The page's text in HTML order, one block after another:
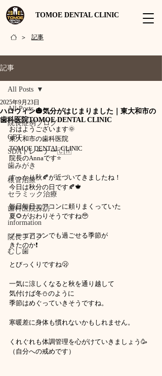
TOMOE DENTAL CLINIC
> 記事
記事
All Posts
院長症例ブログ
GBT
SDAトレーナー🇨🇭
歯みがき
根管治療
セラミック治療
歯科医院探訪
information
院長ブログ
むし歯
All Posts
ハロウィン🎃気分がはじまりました｜東大和市の
歯科医院TOMOE DENTAL CLINIC
2025年9月23日
おはようございます🌞
東大和市の歯科医院
TOMOE DENTAL CLINIC
院長のAnnaです⭐️
すっかり秋🍂が近づいてきましたね！
今日は秋分の日です🍂🍁
毎日毎日エアコンに頼りまくっていた
夏🌻がおわりそうですね🥹
ノーエアコンでも過ごせる季節が
きたのか❗️
とびっくりですね🫢
一気に涼しくなると秋を通り越して
気付けば冬⛄️のように
季節はめぐっていきそうですね。
寒暖差に身体も慣れないかもしれません。
くれぐれも体調管理を心がけていきましょう🥳
（自分への戒めです）